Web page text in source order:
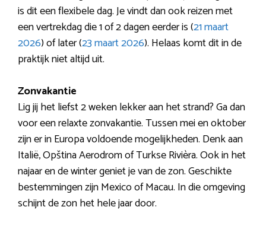
is dit een flexibele dag. Je vindt dan ook reizen met
een vertrekdag die 1 of 2 dagen eerder is (21 maart
2026) of later (23 maart 2026). Helaas komt dit in de
praktijk niet altijd uit.
Zonvakantie
Lig jij het liefst 2 weken lekker aan het strand? Ga dan
voor een relaxte zonvakantie. Tussen mei en oktober
zijn er in Europa voldoende mogelijkheden. Denk aan
Italië, Opština Aerodrom of Turkse Rivièra. Ook in het
najaar en de winter geniet je van de zon. Geschikte
bestemmingen zijn Mexico of Macau. In die omgeving
schijnt de zon het hele jaar door.